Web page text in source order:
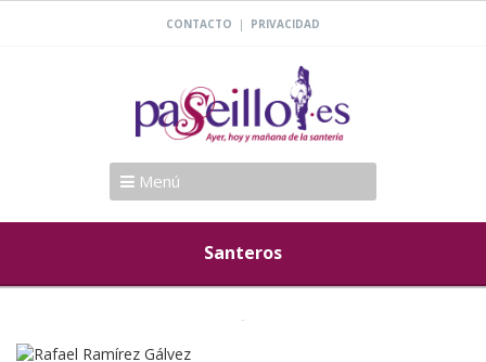
CONTACTO | PRIVACIDAD
Menú
Santeros